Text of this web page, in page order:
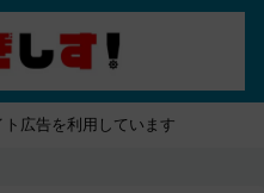
広告を利用しています